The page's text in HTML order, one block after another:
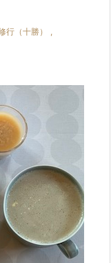
行（十勝）
,